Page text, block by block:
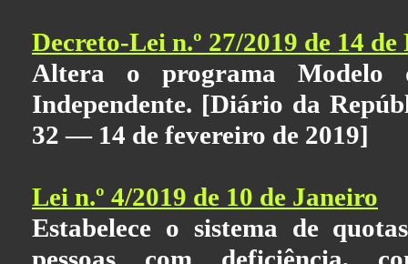
Decreto-Lei n.º 27/2019 de 14
Altera o programa
Independente. [Diário da
32 — 14 de fevereiro de 2019]
Lei n.º 4/2019 de 10 de Janeiro
Estabelece o sistema de